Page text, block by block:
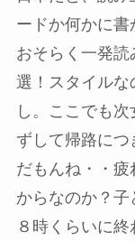
ードか何かに
おそらく一発
選！スタイルな
し。ここでも
ずして帰路に
だもんね・・
からなのか？
８時くらいに